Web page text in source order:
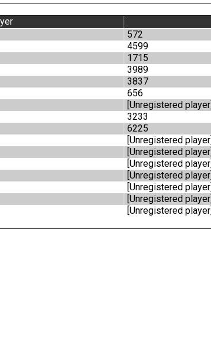
572
4599
1715
3989
3837
656
[Unregistered player]
3233
6225
[Unregistered player]
[Unregistered player]
[Unregistered player]
[Unregistered player]
[Unregistered player]
[Unregistered player]
[Unregistered player]